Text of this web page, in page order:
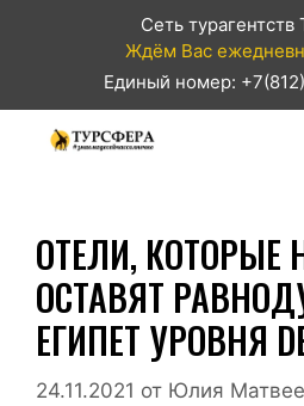
Сеть
Ждём Вас
Единый номер: +7(812)
ОТЕЛИ, КОТОРЫЕ
ОСТАВЯТ
ЕГИПЕТ УРОВНЯ
24.11.2021 от Юлия